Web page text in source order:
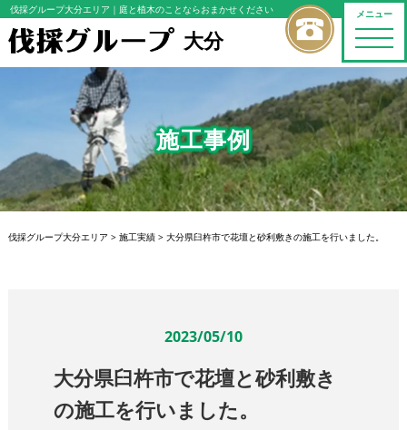
メニュー
toggle
伐採グループ大分エリア ｜庭と植木のことならおまかせください
大分
施工事例
伐採グループ大分エリア > 施工実績> 大分県臼杵市で花壇と砂利敷きの施工を行いました。
2023/05/10
大分県臼杵市で花壇と砂利敷き
の施工を行いました。